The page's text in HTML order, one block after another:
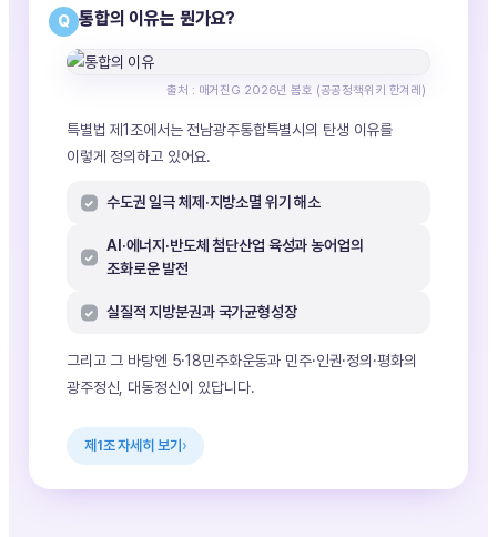
Q 통합의 이유는 뭔가요?
출처 : 매거진G 2026년 봄호 (공공정책위키 한겨레)
특별법 제1조에서는 전남광주통합특별시의 탄생 이유를
이렇게 정의하고 있어요.
수도권 일극 체제·지방소멸 위기 해소
AI·에너지·반도체 첨단산업 육성과 농어업의
조화로운 발전
실질적 지방분권과 국가균형성장
그리고 그 바탕엔 5·18민주화운동과 민주·인권·정의·평화의
광주정신, 대동정신이 있답니다.
제1조 자세히 보기